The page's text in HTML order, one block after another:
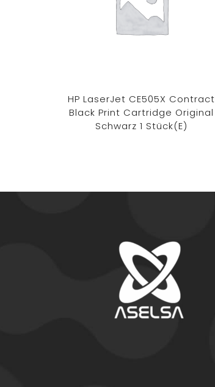
HP LaserJet CE505X Contract
Black Print Cartridge Original
Schwarz 1 Stück(e)